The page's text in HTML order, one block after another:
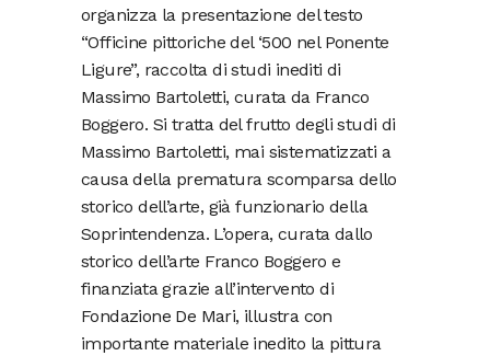
organizza la presentazione del testo
“Officine pittoriche del ‘500 nel Ponente
Ligure”, raccolta di studi inediti di
Massimo Bartoletti, curata da Franco
Boggero. Si tratta del frutto degli studi di
Massimo Bartoletti, mai sistematizzati a
causa della prematura scomparsa dello
storico dell’arte, già funzionario della
Soprintendenza. L’opera, curata dallo
storico dell’arte Franco Boggero e
finanziata grazie all’intervento di
Fondazione De Mari, illustra con
importante materiale inedito la pittura